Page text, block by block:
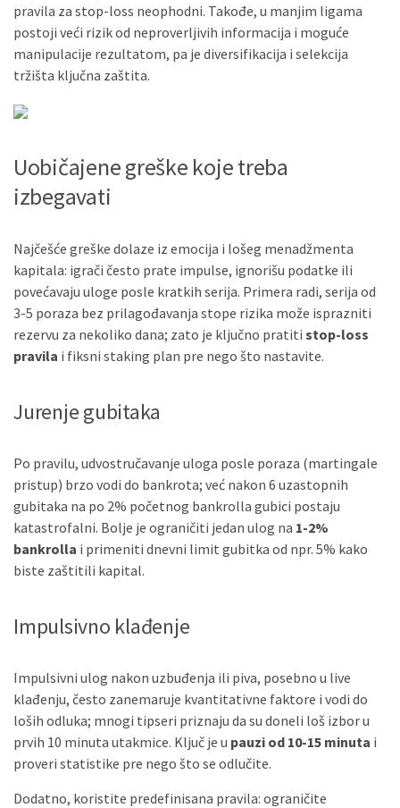
pravila za stop-loss neophodni. Takođe, u manjim ligama
postoji veći rizik od neproverljivih informacija i moguće
manipulacije rezultatom, pa je diversifikacija i selekcija
tržišta ključna zaštita.
Uobičajene greške koje treba
izbegavati
Najčešće greške dolaze iz emocija i lošeg menadžmenta
kapitala: igrači često prate impulse, ignorišu podatke ili
povećavaju uloge posle kratkih serija. Primera radi, serija od
3-5 poraza bez prilagođavanja stope rizika može isprazniti
rezervu za nekoliko dana; zato je ključno pratiti stop-loss
pravila i fiksni staking plan pre nego što nastavite.
Jurenje gubitaka
Po pravilu, udvostručavanje uloga posle poraza (martingale
pristup) brzo vodi do bankrota; već nakon 6 uzastopnih
gubitaka na po 2% početnog bankrolla gubici postaju
katastrofalni. Bolje je ograničiti jedan ulog na 1-2%
bankrolla i primeniti dnevni limit gubitka od npr. 5% kako
biste zaštitili kapital.
Impulsivno klađenje
Impulsivni ulog nakon uzbuđenja ili piva, posebno u live
klađenju, često zanemaruje kvantitativne faktore i vodi do
loših odluka; mnogi tipseri priznaju da su doneli loš izbor u
prvih 10 minuta utakmice. Ključ je u pauzi od 10-15 minuta i
proveri statistike pre nego što se odlučite.
Dodatno, koristite predefinisana pravila: ograničite